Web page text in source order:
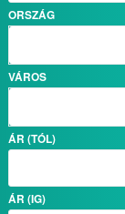
ORSZÁG
VÁROS
ÁR (TÓL)
ÁR (IG)